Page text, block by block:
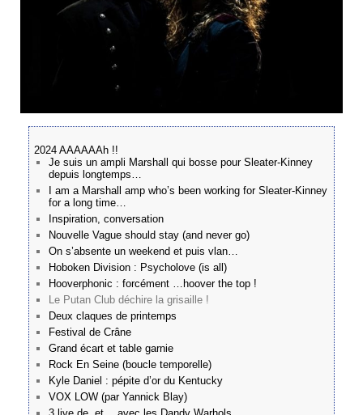
2024 AAAAAAh !!
Je suis un ampli Marshall qui bosse pour Sleater-Kinney
depuis longtemps…
I am a Marshall amp who’s been working for Sleater-Kinney
for a long time…
Inspiration, conversation
Nouvelle Vague should stay (and never go)
On s’absente un weekend et puis vlan…
Hoboken Division : Psycholove (is all)
Hooverphonic : forcément …hoover the top !
Le Putan Club déchire la grisaille !
Deux claques de printemps
Festival de Crâne
Grand écart et table garnie
Rock En Seine (boucle temporelle)
Kyle Daniel : pépite d’or du Kentucky
VOX LOW (par Yannick Blay)